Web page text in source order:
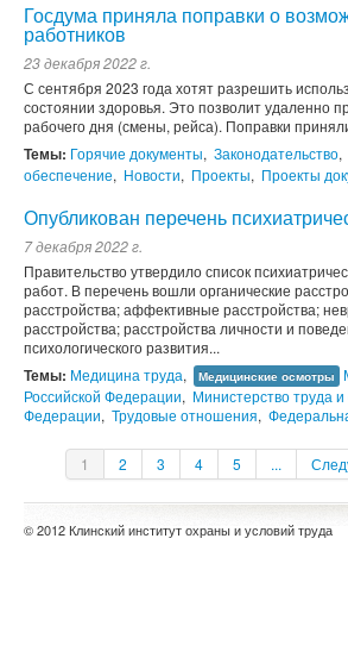
Госдума приняла поправки о
работников
23 декабря 2022 г.
С сентября 2023 года хотят разрешить
состоянии здоровья. Это позволит удаленно
рабочего дня (смены, рейса). Поправки
Темы: Горячие документы, Законодательство,
обеспечение, Новости, Проекты, Проекты
Опубликован перечень
7 декабря 2022 г.
Правительство утвердило список
работ. В перечень вошли органические
расстройства; аффективные расстройства;
расстройства; расстройства личности и
психологического развития...
Темы: Медицина труда, Медицинские осмотры
Российской Федерации, Министерство труда
Федерации, Трудовые отношения,
1 2 3 4 5 ...
© 2012 Клинский институт охраны и условий труда